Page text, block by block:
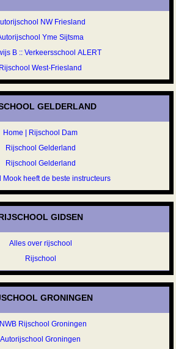
NW Friesland
Yme Sijtsma
B :: Verkeersschool ALERT
Rijschool West-Friesland
GELDERLAND
Home | Rijschool Dam
Rijschool Gelderland
Rijschool Gelderland
Mook heeft de beste instructeurs
GIDSEN
Alles over rijschool
Rijschool
GRONINGEN
Rijschool Groningen
Autorijschool Groningen